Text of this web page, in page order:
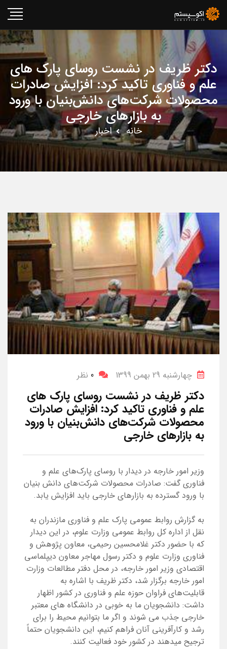
دکتر ظریف در نشست روسای پارک های
علم و فناوری تاکید کرد: افزایش صادرات
محصولات شرکت‌های دانش‌بنیان با ورود
به بازارهای خارجی
خانه اخبار
چهارشنبه 29 بهمن 1399 0 نظر
دکتر ظریف در نشست روسای پارک های
علم و فناوری تاکید کرد: افزایش صادرات
محصولات شرکت‌های دانش‌بنیان با ورود
به بازارهای خارجی
وزیر امور خارجه در دیدار با روسای پارک‌های علم و
فناوری گفت: صادرات محصولات شرکت‌های دانش بنیان
با ورود گسترده به بازارهای خارجی باید افزایش یابد.
به گزارش روابط عمومی پارک علم و فناوری مازندران به
نقل از اداره کل روابط عمومی وزارت علوم، در این دیدار
که با حضور دکتر غلامحسین رحیمی، معاون پژوهش و
فناوری وزارت علوم و دکتر رسول مهاجر معاون دیپلماسی
اقتصادی وزیر امور خارجه، در محل دفتر مطالعات وزارت
امور خارجه برگزار شد، دکتر ظریف با اشاره به
قابلیت‌های فراوان حوزه علم و فناوری در کشور اظهار
داشت: دانشجویان ما به خوبی در دانشگاه های معتبر
خارجی جذب می شوند و اگر ما بتوانیم محیط را برای
رشد و کارآفرینی آنان فراهم کنیم، این دانشجویان حتماً
ترجیح میدهند در کشور خود فعالیت کنند.